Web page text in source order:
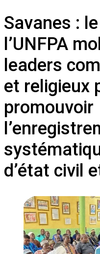
Savanes :
l’UNFPA
leaders
et religieux
promouvoir
d’état civil